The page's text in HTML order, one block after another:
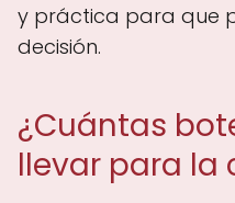
y práctica para que
decisión.
¿Cuántas
llevar para la